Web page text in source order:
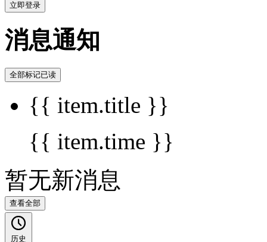
立即登录
消息通知
全部标记已读
{{ item.title }}
{{ item.time }}
暂无新消息
查看全部
历史